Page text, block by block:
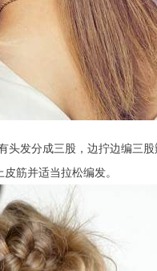
头发分成三股，边拧边编三
筋并适当拉松编发。